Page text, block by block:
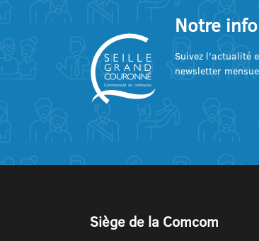
Notre
Suivez l’actualité
newsletter
Siège de la Comcom